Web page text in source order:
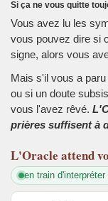
Si ça ne vous quitte
Vous avez lu les
vous pouvez dire si
signe, alors vous
Mais s'il vous a
ou si un doute
vous l'avez rêvé.
prières suffisent à
L'Oracle attend
en train d'interpréter